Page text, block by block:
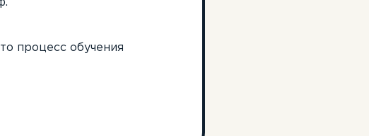
процесс обучения